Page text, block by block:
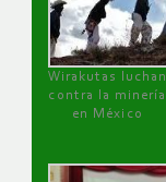
Wirakutas luchan
contra la minería
en México